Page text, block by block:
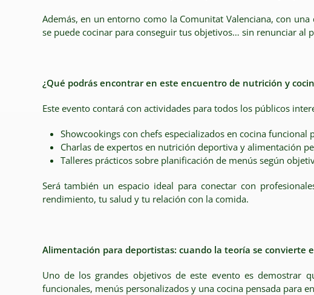
Además, en un entorno como la Comunitat Valenciana, con
se puede cocinar para conseguir tus objetivos… sin renunciar al
¿Qué podrás encontrar en este encuentro de nutrición y
Este evento contará con actividades para todos los públicos
Showcookings con chefs especializados en cocina funcional
Charlas de expertos en nutrición deportiva y alimentación
Talleres prácticos sobre planificación de menús según
Será también un espacio ideal para conectar con
rendimiento, tu salud y tu relación con la comida.
Alimentación para deportistas: cuando la teoría se convierte
Uno de los grandes objetivos de este evento es demostrar
funcionales, menús personalizados y una cocina pensada para